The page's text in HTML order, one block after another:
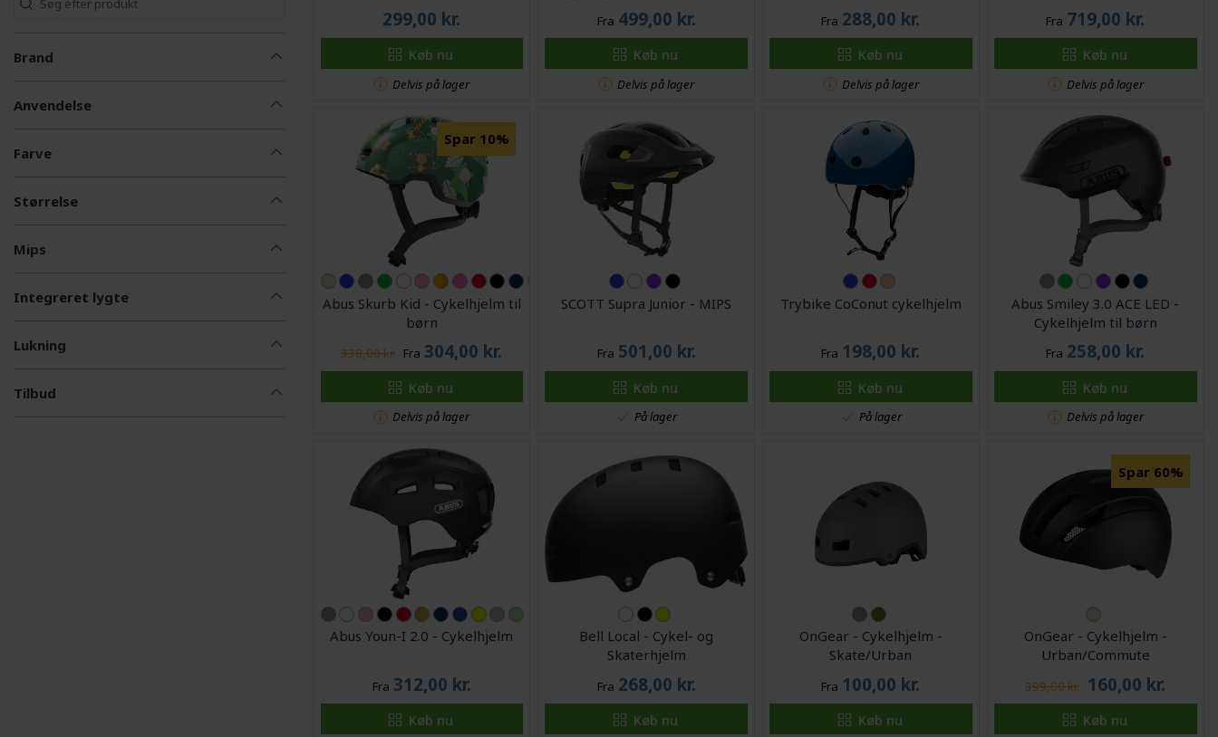
Brand
Anvendelse
Farve
Størrelse
Mips
Integreret lygte
Lukning
Tilbud
299,00 kr.
Køb nu
Delvis på lager
Fra 499,00 kr.
Køb nu
Delvis på lager
Fra 288,00 kr.
Køb nu
Delvis på lager
Fra 719,00 kr.
Køb nu
Delvis på lager
Spar 10%
Abus Skurb Kid - Cykelhjelm til
børn
338,00 kr. Fra 304,00 kr.
Køb nu
Delvis på lager
SCOTT Supra Junior - MIPS
Fra 501,00 kr.
Køb nu
På lager
Trybike CoConut cykelhjelm
Fra 198,00 kr.
Køb nu
På lager
Abus Smiley 3.0 ACE LED -
Cykelhjelm til børn
Fra 258,00 kr.
Køb nu
Delvis på lager
Abus Youn-I 2.0 - Cykelhjelm
Fra 312,00 kr.
Køb nu
Bell Local - Cykel- og
Skaterhjelm
Fra 268,00 kr.
Køb nu
OnGear - Cykelhjelm -
Skate/Urban
Fra 100,00 kr.
Køb nu
Spar 60%
OnGear - Cykelhjelm -
Urban/Commute
399,00 kr. 160,00 kr.
Køb nu